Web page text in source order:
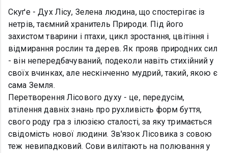
Скуґе - Дух Лісу, Зелена людина, що спостерігає із
нетрів, таємний хранитель Природи. Під його
захистом тварини і птахи, цикл зростання, цвітіння і
відмирання рослин та дерев. Як прояв природних сил
- він непередбачуваний, подеколи навіть стихійний у
своїх вчинках, але нескінченно мудрий, такий, якою є
сама Земля.
Перетворення Лісового духу - це, передусім,
втілення давніх знань про рухливість форм буття,
свого роду гра з ілюзією сталості, за яку тримається
свідомість нової людини. Зв'язок Лісовика з совою
теж невипадковий. Сови вилітають на полювання у